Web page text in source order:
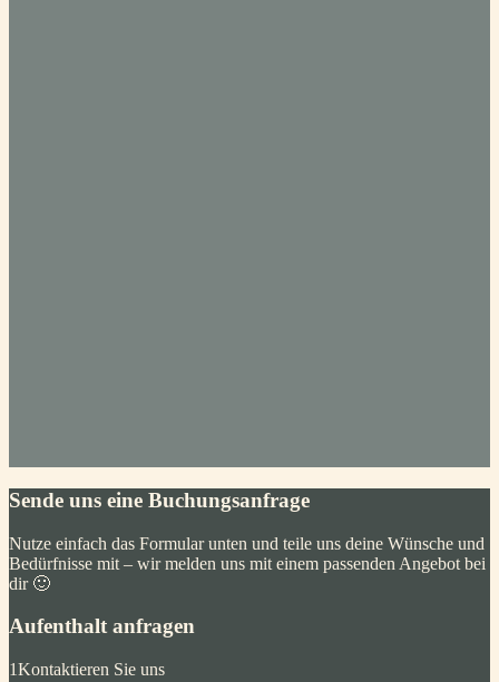
Sende uns eine Buchungsanfrage
Nutze einfach das Formular unten und teile uns deine Wünsche und
Bedürfnisse mit – wir melden uns mit einem passenden Angebot bei
dir 🙂
Aufenthalt anfragen
1Kontaktieren Sie uns